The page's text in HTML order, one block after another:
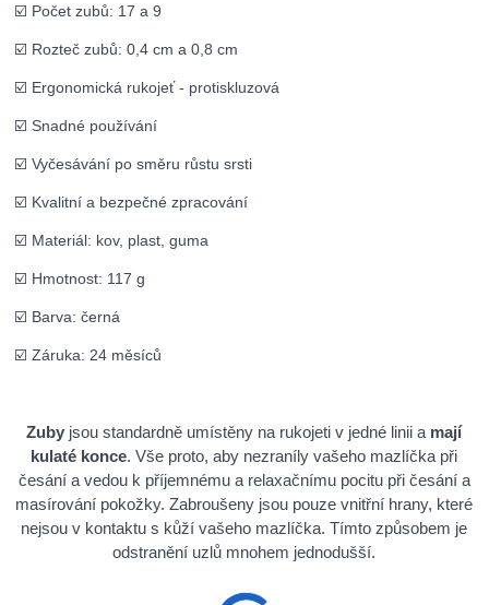
☑️ Počet zubů: 17 a 9
☑️ Rozteč zubů: 0,4 cm a 0,8 cm
☑️ Ergonomická rukojeť - protiskluzová
☑️ Snadné používání
☑️ Vyčesávání po směru růstu srsti
☑️ Kvalitní a bezpečné zpracování
☑️ Materiál: kov, plast, guma
☑️ Hmotnost: 117 g
☑️ Barva: černá
☑️ Záruka: 24 měsíců
Zuby jsou standardně umístěny na rukojeti v jedné linii a mají
kulaté konce. Vše proto, aby nezraníly vašeho mazlíčka při
česání a vedou k příjemnému a relaxačnímu pocitu při česání a
masírování pokožky. Zabroušeny jsou pouze vnitřní hrany, které
nejsou v kontaktu s kůží vašeho mazlíčka. Tímto způsobem je
odstranění uzlů mnohem jednodušší.